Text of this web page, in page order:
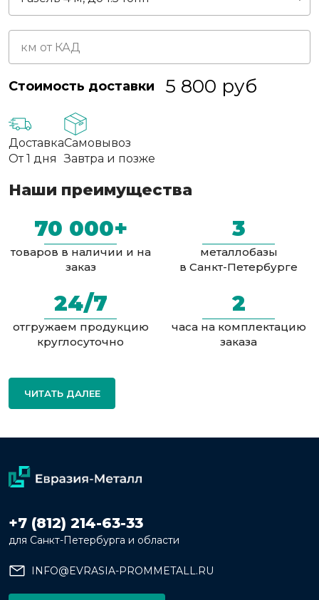
Стоимость доставки 5 800 руб
Доставка
От 1 дня
Самовывоз
Завтра и позже
Наши преимущества
70 000+
товаров в наличии и на
заказ
3
металлобазы
в Санкт-Петербурге
24/7
отгружаем продукцию
круглосуточно
2
часа на комплектацию
заказа
ЧИТАТЬ ДАЛЕЕ
+7 (812) 214-63-33
для Санкт-Петербурга и области
INFO@EVRASIA-PROMMETALL.RU